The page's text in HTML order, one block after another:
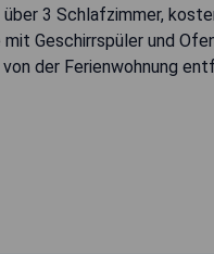
3 Schlafzimmer,
Geschirrspüler und
der Ferienwohnung